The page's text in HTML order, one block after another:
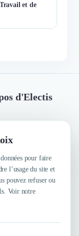
pour faire
l’usage du site et
pouvez refuser ou
Voir notre
et de
d'Electis
leur
: Ethique,
pointe,